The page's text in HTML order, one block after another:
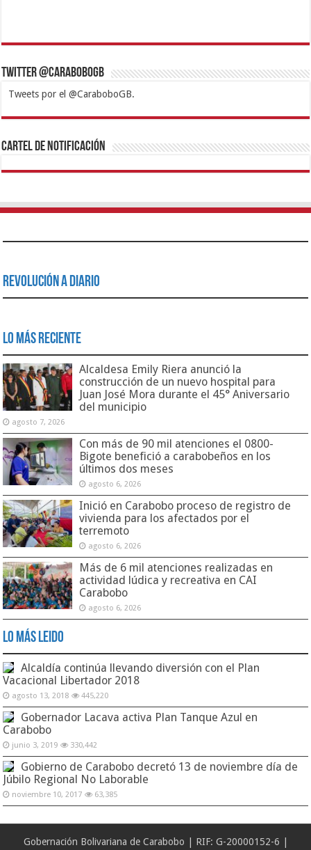
Twitter @CaraboboGB
Tweets por el @CaraboboGB.
1xbetBetturkeyBetistKralbetSupertotobetTipobetMatadorbetMariobet
https://mvbcasino.com/
Cartel de Notificación
Revolución a Diario
Lo Más Reciente
Alcaldesa Emily Riera anunció la
construcción de un nuevo hospital para
Juan José Mora durante el 45° Aniversario
del municipio
agosto 7, 2026
Con más de 90 mil atenciones el 0800-
Bigote benefició a carabobeños en los
últimos dos meses
agosto 6, 2026
Inició en Carabobo proceso de registro de
vivienda para los afectados por el
terremoto
agosto 6, 2026
Más de 6 mil atenciones realizadas en
actividad lúdica y recreativa en CAI
Carabobo
agosto 6, 2026
Lo Más Leido
Alcaldía continúa llevando diversión con el Plan
Vacacional Libertador 2018
agosto 13, 2018 445,220
Gobernador Lacava activa Plan Tanque Azul en
Carabobo
junio 3, 2019 330,442
Gobierno de Carabobo decretó 13 de noviembre día de
Júbilo Regional No Laborable
noviembre 10, 2017 63,385
Gobernación Bolivariana de Carabobo | RIF: G-20000152-6 |